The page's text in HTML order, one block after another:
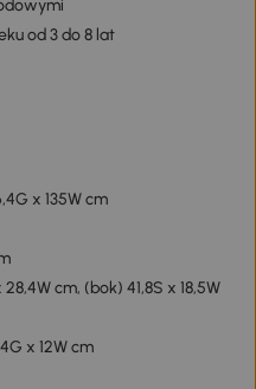
od 3 do 8 lat
x 135W cm
cm, (bok) 41,8S x 18,5W
x 12W cm